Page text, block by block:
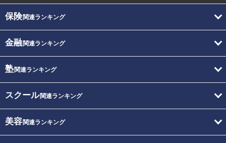
保険関連ランキング
金融関連ランキング
塾関連ランキング
スクール関連ランキング
美容関連ランキング